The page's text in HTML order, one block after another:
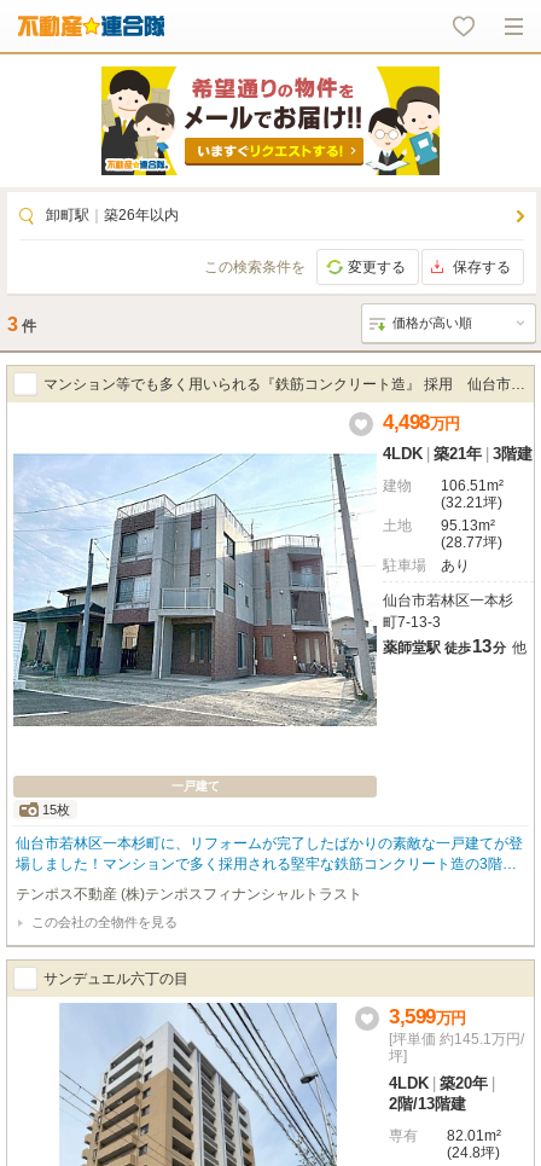
卸町駅 築26年以内
この検索条件を 変更する 保存する
3 件
マンション等でも多く用いられる『鉄筋コンクリート造』 採用 仙台市若
一戸建て
15枚
4,498万円
4LDK 築21年 3階建
建物
106.51m²
(32.21坪)
土地
95.13m²
(28.77坪)
駐車場
あり
仙台市若林区一本杉
町7-13-3
薬師堂駅 徒歩13分 他
仙台市若林区一本杉町に、リフォームが完了したばかりの素敵な一戸建てが登
場しました！マンションで多く採用される堅牢な鉄筋コンクリート造の3階建
てで、ご家族の安心な暮らしを支えます。2025年6月には内装リフォームが完
了し、LIXIL製のシステムキッチンやユニットバス、TOTO製のトイレなど水回
りが一新。床や壁も張り替えられ、まるで新築のような快適な空間で新生活を
スタートしていただけます。広々とした4LDKの間取りは106.51m²のゆとりが
あり、ご家族それぞれのプライベート空間も大切にできますね。東向きで日当
たりも良好、閑静な住宅街に位置しており、穏やかな毎日が送れることでしょ
う。薬師堂駅まで徒歩13分。周辺にはローソンやヨークベニマルが徒歩3分圏
内にあり、日々のお買い物も大変便利です。南小泉小学校へ徒歩4分、南小泉
中学校へ徒歩5分と、お子様の通学も安心の距離。さらに、嬉しい駐車場4台分
完備で、お車をお持ちのご家庭にもぴったりです。システムキッチンや浴室乾
燥機、追い焚き機能など充実の設備も魅力。ぜひ一度、この生まれ変わったお
家で、理想の暮らしを想像してみてください。
テンポス不動産 (株)テンポスフィナンシャルトラスト
この会社の全物件を見る
サンデュエル六丁の目
3,599万円
[坪単価 約145.1万円/
坪]
4LDK 築20年
2階/13階建
専有
82.01m²
(24.8坪)